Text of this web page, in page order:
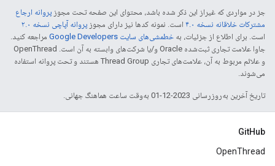
جز در مواردی که غیراز این ذکر شده باشد، محتوای این صفحه تحت مجوز پروانه ارجاع
مشترکات خلاقانه نسخه ۴.۰
است. نمونه کدها نیز دارای مجوز پروانه آپاچی نسخه ۲.۰
است. برای اطلاع از جزئیات، به خطمشی‌های سایت Google Developers‏
مراجعه کنید.
جاوا علامت تجاری ثبت‌شده Oracle و/یا شرکت‌های وابسته به آن است. ‫OpenThread
و علائم مربوط به آن، علامت‌های تجاری Thread Group هستند و تحت پروانه استفاده
می‌شوند.
تاریخ آخرین به‌روزرسانی 2023-12-01 به‌وقت ساعت هماهنگ جهانی.
GitHub
OpenThread